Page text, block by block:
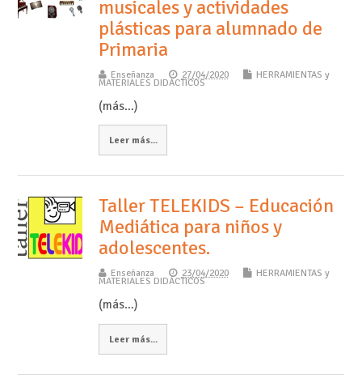
musicales y actividades
plásticas para alumnado de
Primaria
Enseñanza 27/04/2020 HERRAMIENTAS y
MATERIALES DIDÁCTICOS
(más…)
Leer más...
Taller TELEKIDS – Educación
Mediática para niños y
adolescentes.
Enseñanza 23/04/2020 HERRAMIENTAS y
MATERIALES DIDÁCTICOS
(más…)
Leer más...